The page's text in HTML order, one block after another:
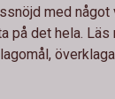
med något
på det hela. Läs